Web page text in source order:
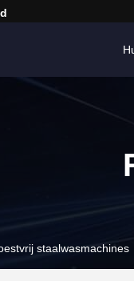
staalwasmachines